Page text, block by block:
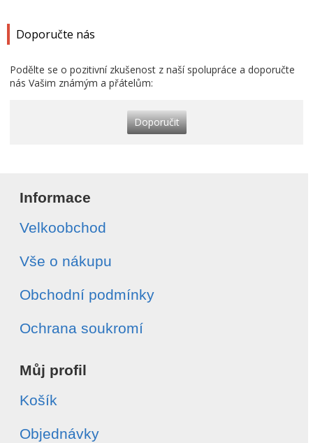
Doporučte nás
Podělte se o pozitivní zkušenost z naší spolupráce a doporučte
nás Vašim známým a přátelům:
Doporučit
Informace
Velkoobchod
Vše o nákupu
Obchodní podmínky
Ochrana soukromí
Můj profil
Košík
Objednávky